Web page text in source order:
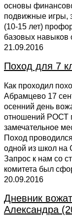
основы
подвижные игры,
(10-15 лет)
базовых навыков
21.09.2016
Поход для 7
Как проходил
Абрамцево 17
осенний день
отношений РОСТ
замечательное
Поход
одной из школ на
Запрос к нам со
комитета был
20.09.2016
Дневник
Александра